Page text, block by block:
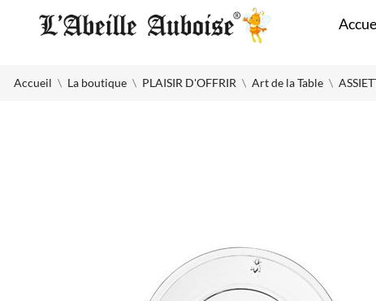
Accueil La boutique PLAISIR D'OFFRIR Art de la Table